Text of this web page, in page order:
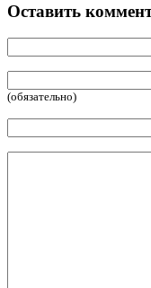
Оставить
(обязательно)